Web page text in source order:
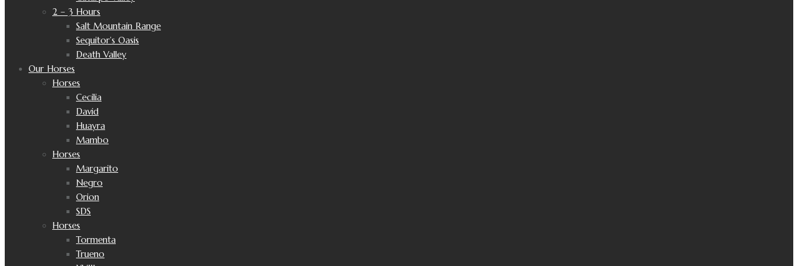
2 – 3 Hours
Salt Mountain Range
Sequitor’s Oasis
Death Valley
Our Horses
Horses
Cecilia
David
Huayra
Mambo
Horses
Margarito
Negro
Orion
SDS
Horses
Tormenta
Trueno